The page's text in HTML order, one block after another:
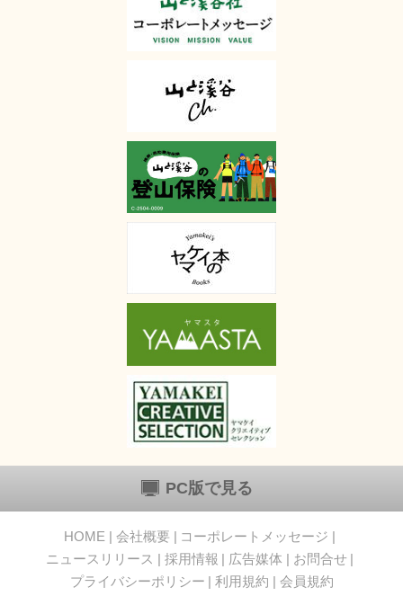
PC版で見る
HOME 会社概要
コーポレートメッセージ
ニュースリリース
採用情報 広告媒体
お問合せ
プライバシーポリシー
利用規約
会員規約